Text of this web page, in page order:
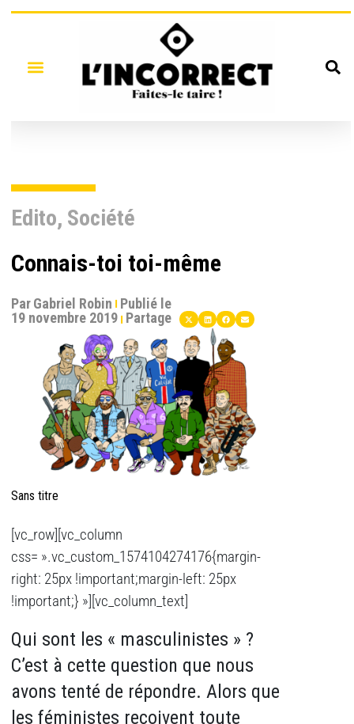
Edito, Société
Connais-toi toi-même
ParGabriel Robin Publié le
19 novembre 2019 Partage
Sans titre
[vc_row][vc_column
css= ».vc_custom_1574104274176{margin-
right: 25px !important;margin-left: 25px
!important;} »][vc_column_text]
Qui sont les « masculinistes » ?
C’est à cette question que nous
avons tenté de répondre. Alors que
les féministes reçoivent toute